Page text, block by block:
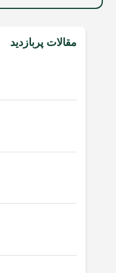
مقالات پربازدید